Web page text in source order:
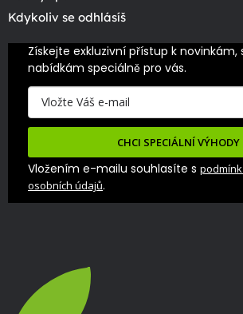
Kdykoliv se odhlásíš
Získejte exkluzivní přístup k novinkám,
nabídkám speciálně pro vás.
CHCI SPECIÁLNÍ VÝHODY
Vložením e-mailu souhlasíte s
osobních údajů.